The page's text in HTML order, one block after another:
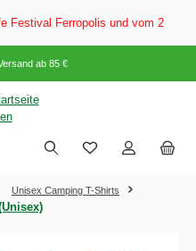
Ferropolis und vom 28.
ab 85 €
Unisex Camping T-Shirts